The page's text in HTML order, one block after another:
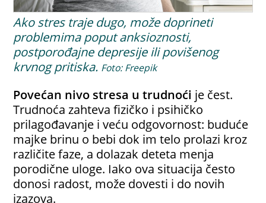
Ako stres traje dugo, može doprineti
problemima poput anksioznosti,
postporođajne depresije ili povišenog
krvnog pritiska. Foto: Freepik
Povećan nivo stresa u trudnoći je čest.
Trudnoća zahteva fizičko i psihičko
prilagođavanje i veću odgovornost: buduće
majke brinu o bebi dok im telo prolazi kroz
različite faze, a dolazak deteta menja
porodične uloge. Iako ova situacija često
donosi radost, može dovesti i do novih
izazova.